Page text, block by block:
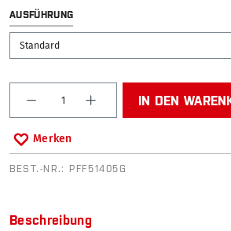
AUSFÜHRUNGAUSWÄHLEN
Produkt Anzahl: Gib den
IN DEN
Merken
BEST.-NR.: PFF51405G
Beschreibung